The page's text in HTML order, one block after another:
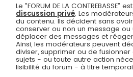
Le ”FORUM DE LA CONTREBASSE” est
discussion privé. Les
du contenu. Ils décident sans
conserver ou non un message ou
déplacer des messages et
Ainsi, les modérateurs peuvent
diviser, supprimer ou de
sujets - ou toute autre action
lisibilité du forum - à titre